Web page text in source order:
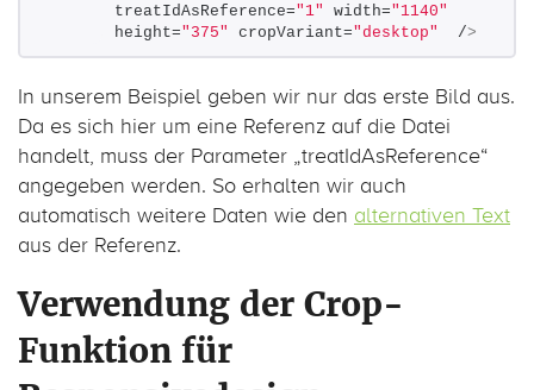
treatIdAsReference="1" width="1140"
height="375" cropVariant="desktop"
  /
>
In unserem Beispiel geben wir nur das erste Bild aus.
Da es sich hier um eine Referenz auf die Datei
handelt, muss der Parameter „treatIdAsReference“
angegeben werden. So erhalten wir auch
automatisch weitere Daten wie den alternativen Text
aus der Referenz.
Verwendung der Crop-
Funktion für